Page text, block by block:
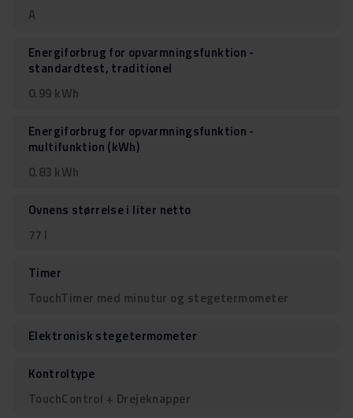
A
Energiforbrug for opvarmningsfunktion -
standardtest, traditionel
0.99 kWh
Energiforbrug for opvarmningsfunktion -
multifunktion (kWh)
0.83 kWh
Ovnens størrelse i liter netto
77 l
Timer
TouchTimer med minutur og stegetermometer
Elektronisk stegetermometer
Kontroltype
TouchControl + Drejeknapper